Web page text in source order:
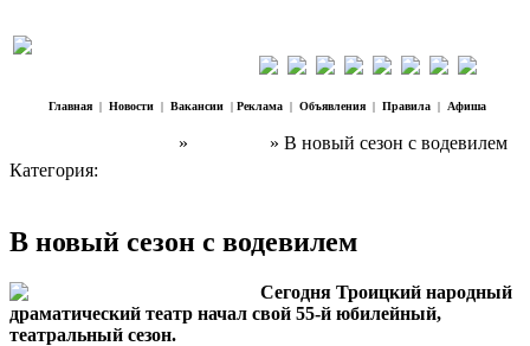
Главная | Новости | Вакансии | Реклама | Объявления | Правила | Афиша
»
» В новый сезон с водевилем
Категория:
В новый сезон с водевилем
Сегодня Троицкий народный
драматический театр начал свой 55-й юбилейный,
театральный сезон.